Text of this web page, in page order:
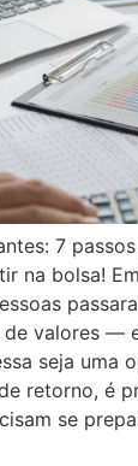
7
na bolsa!
valores —
seja uma
retorno, é
se